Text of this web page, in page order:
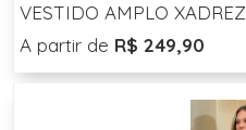
VESTIDO AMPLO XADREZ
A partir de R$ 249,90